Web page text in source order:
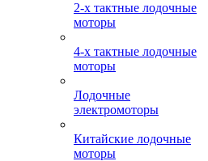
2-х тактные лодочные
моторы
4-х тактные лодочные
моторы
Лодочные
электромоторы
Китайские лодочные
моторы